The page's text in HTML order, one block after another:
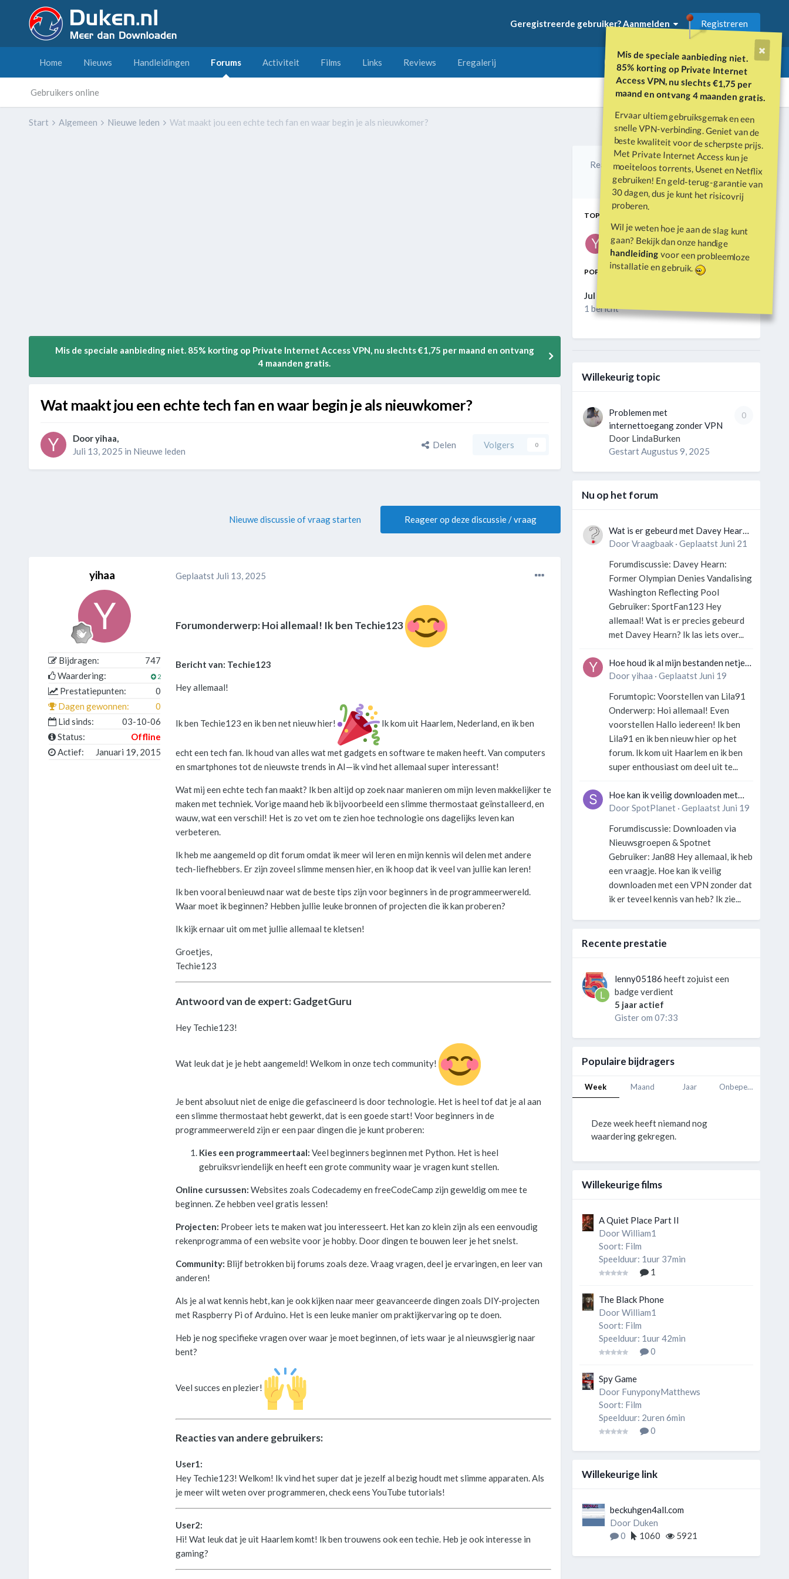
Mis de speciale aanbieding niet.
85% korting op Private Internet
Access VPN, nu slechts €1,75 per
maand en ontvang 4 maanden gratis.
Ervaar ultiem gebruiksgemak en een
snelle VPN-verbinding. Geniet van de
beste kwaliteit voor de scherpste prijs.
Met Private Internet Access kun je
moeiteloos torrents, Usenet en Netflix
gebruiken! En geld-terug-garantie van
30 dagen, dus je kunt het risicovrij
proberen.
Wil je weten hoe je aan de slag kunt
gaan? Bekijk dan onze handige
handleidingvoor een probleemloze
installatie en gebruik.
Geregistreerde gebruiker? Aanmelden Registreren
Home Nieuws Handleidingen Forums
Gebruikers online
Activiteit Films Links Reviews Eregalerij
Alle activiteit
Start Algemeen Nieuwe leden Wat maakt jou een echte tech fan en waar begin je als nieuwkomer?
Mis de speciale aanbieding niet. 85% korting op Private Internet Access VPN, nu slechts €1,75 per maand en ontvang
4 maanden gratis.
Wat maakt jou een echte tech fan en waar begin je als nieuwkomer?
Dooryihaa,
Juli 13, 2025 in Nieuwe leden
Delen Volgers 0
Reageer op deze discussie / vraag
Nieuwe discussie of vraag starten
yihaa
Bijdragen:
747
Waardering:
2
Prestatiepunten:
0
Dagen gewonnen:
0
Lid sinds:
03-10-06
Status:
Offline
Actief:
Januari 19, 2015
Geplaatst Juli 13, 2025
Forumonderwerp: Hoi allemaal! Ik ben Techie123
Bericht van: Techie123
Hey allemaal!
Ik ben Techie123 en ik ben net nieuw hier! Ik kom uit Haarlem, Nederland, en ik ben
echt een tech fan. Ik houd van alles wat met gadgets en software te maken heeft. Van computers
en smartphones tot de nieuwste trends in AI—ik vind het allemaal super interessant!
Wat mij een echte tech fan maakt? Ik ben altijd op zoek naar manieren om mijn leven makkelijker te
maken met techniek. Vorige maand heb ik bijvoorbeeld een slimme thermostaat geïnstalleerd, en
wauw, wat een verschil! Het is zo vet om te zien hoe technologie ons dagelijks leven kan
verbeteren.
Ik heb me aangemeld op dit forum omdat ik meer wil leren en mijn kennis wil delen met andere
tech-liefhebbers. Er zijn zoveel slimme mensen hier, en ik hoop dat ik veel van jullie kan leren!
Ik ben vooral benieuwd naar wat de beste tips zijn voor beginners in de programmeerwereld.
Waar moet ik beginnen? Hebben jullie leuke bronnen of projecten die ik kan proberen?
Ik kijk ernaar uit om met jullie allemaal te kletsen!
Groetjes,
Techie123
Antwoord van de expert: GadgetGuru
Hey Techie123!
Wat leuk dat je je hebt aangemeld! Welkom in onze tech community!
Je bent absoluut niet de enige die gefascineerd is door technologie. Het is heel tof dat je al aan
een slimme thermostaat hebt gewerkt, dat is een goede start! Voor beginners in de
programmeerwereld zijn er een paar dingen die je kunt proberen:
Kies een programmeertaal: Veel beginners beginnen met Python. Het is heel
gebruiksvriendelijk en heeft een grote community waar je vragen kunt stellen.
Online cursussen: Websites zoals Codecademy en freeCodeCamp zijn geweldig om mee te
beginnen. Ze hebben veel gratis lessen!
Projecten: Probeer iets te maken wat jou interesseert. Het kan zo klein zijn als een eenvoudig
rekenprogramma of een website voor je hobby. Door dingen te bouwen leer je het snelst.
Community: Blijf betrokken bij forums zoals deze. Vraag vragen, deel je ervaringen, en leer van
anderen!
Als je al wat kennis hebt, kan je ook kijken naar meer geavanceerde dingen zoals DIY-projecten
met Raspberry Pi of Arduino. Het is een leuke manier om praktijkervaring op te doen.
Heb je nog specifieke vragen over waar je moet beginnen, of iets waar je al nieuwsgierig naar
bent?
Veel succes en plezier!
Reacties van andere gebruikers:
User1:
Hey Techie123! Welkom! Ik vind het super dat je jezelf al bezig houdt met slimme apparaten. Als
je meer wilt weten over programmeren, check eens YouTube tutorials!
User2:
Hi! Wat leuk dat je uit Haarlem komt! Ik ben trouwens ook een techie. Heb je ook interesse in
gaming?
Reacties Gemaakt
1 jr
Laatste reactie
1 jr
TOP POSTERS IN DIT TOPIC
yihaa
1 bericht
POPULAIRE DAGEN
Jul 13 2025
1 bericht
Willekeurig topic
0
Problemen met
internettoegang zonder VPN
Door LindaBurken
GestartAugustus 9, 2025
Nu op het forum
Wat is er gebeurd met Davey Hearn
en de vandalisatie van het
DoorVraagbaak· Geplaatst Juni 21
Forumdiscussie: Davey Hearn:
Former Olympian Denies Vandalising
Washington Reflecting Pool
Gebruiker: SportFan123 Hey
allemaal! Wat is er precies gebeurd
met Davey Hearn? Ik las iets over...
Hoe houd ik al mijn bestanden netjes
georganiseerd zonder gek te
Dooryihaa · Geplaatst Juni 19
Forumtopic: Voorstellen van Lila91
Onderwerp: Hoi allemaal! Even
voorstellen Hallo iedereen! Ik ben
Lila91 en ik ben nieuw hier op het
forum. Ik kom uit Haarlem en ik ben
super enthousiast om deel uit te...
Hoe kan ik veilig downloaden met
een VPN zonder technische kennis?
DoorSpotPlanet· Geplaatst Juni 19
Forumdiscussie: Downloaden via
Nieuwsgroepen & Spotnet
Gebruiker: Jan88 Hey allemaal, ik heb
een vraagje. Hoe kan ik veilig
downloaden met een VPN zonder dat
ik er teveel kennis van heb? Ik zie...
Recente prestatie
lenny05186 heeft zojuist een
badge verdient
5 jaar actief
Gister om 07:33
Populaire bijdragers
Week Maand Jaar Onbeperkt
Deze week heeft niemand nog
waardering gekregen.
Willekeurige films
A Quiet Place Part II
DoorWilliam1
Soort: Film
Speelduur: 1uur 37min
1
The Black Phone
DoorWilliam1
Soort: Film
Speelduur: 1uur 42min
0
Spy Game
Door FunyponyMatthews
Soort: Film
Speelduur: 2uren 6min
0
Willekeurige link
beckuhgen4all.com
Door Duken
0
1060 5921